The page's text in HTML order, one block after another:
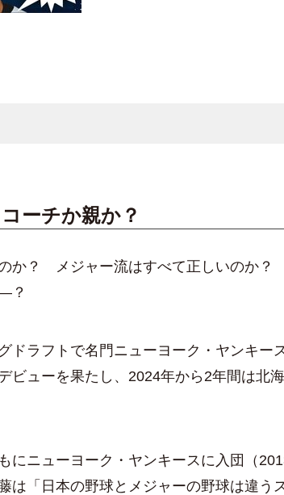
ーチか親か？
か？ メジャー流はすべて正しいのか？
？
ラフトで名門ニューヨーク・ヤンキー
ビューを果たし、2024年から2年間は北
にニューヨーク・ヤンキースに入団（
は「日本の野球とメジャーの野球は違う